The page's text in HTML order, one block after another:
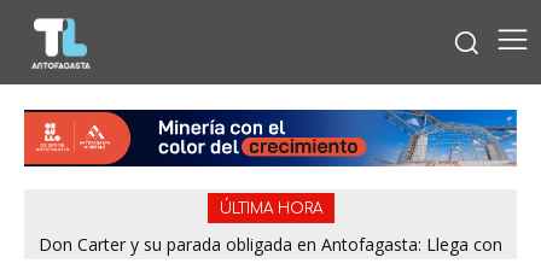
ÚLTIMA HORA
Don Carter y su parada obligada en Antofagasta: Llega con